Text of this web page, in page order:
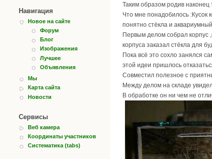
Навигация
Новое на сайте
Форум
Блог
Изображения
Лучшее
Объявления
Мы
Карта сайта
Новости
Сервисы
Веб камера
Координаты участников
Систематика (tabs)
Таким образом родив наконец
Что мне понадобилось :Кусок
понятно стёкла и аквариумный
Первым делом собрал корпус
корпуса заказал стёкла для
Пока всё это сохло занялся
этой идеи пришлось
Совместил полезное с
Между делом на складе
В обработке он ни чем не